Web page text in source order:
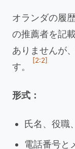
オランダの履
の推薦者を記
ありませんが
す。
[2:2]
形式：
氏名、役職
電話番号と